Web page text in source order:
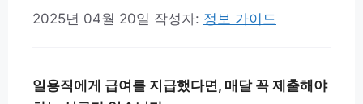
2025년 04월 20일 작성자: 정보 가이드
일용직에게 급여를 지급했다면, 매달 꼭 제출해야